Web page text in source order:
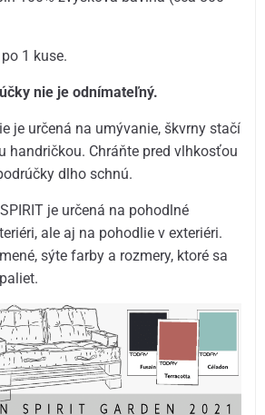
1 kuse.
nie je odnímateľný.
je určená na umývanie, škvrny stačí
handričkou. Chráňte pred vlhkosťou
dlho schnú.
je určená na pohodlné
ale aj na pohodlie v exteriéri.
sýte farby a rozmery, ktoré sa